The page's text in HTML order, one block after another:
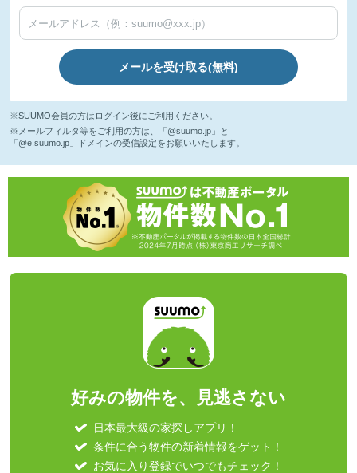
メールを受け取る(無料)
※SUUMO会員の方はログイン後にご利用ください。
※メールフィルタ等をご利用の方は、「@suumo.jp」と
「@e.suumo.jp」ドメインの受信設定をお願いいたします。
好みの物件を、見逃さない
日本最大級の家探しアプリ！
条件に合う物件の新着情報をゲット！
お気に入り登録でいつでもチェック！